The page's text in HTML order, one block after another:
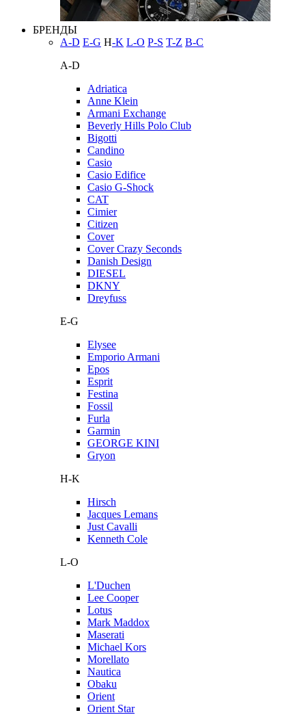
БРЕНДЫ
A-D E-G H-K L-O P-S T-Z В-С
A-D
Adriatica
Anne Klein
Armani Exchange
Beverly Hills Polo Club
Bigotti
Candino
Casio
Casio Edifice
Casio G-Shock
CAT
Cimier
Citizen
Cover
Cover Crazy Seconds
Danish Design
DIESEL
DKNY
Dreyfuss
E-G
Elysee
Emporio Armani
Epos
Esprit
Festina
Fossil
Furla
Garmin
GEORGE KINI
Gryon
H-K
Hirsch
Jacques Lemans
Just Cavalli
Kenneth Cole
L-O
L'Duchen
Lee Cooper
Lotus
Mark Maddox
Maserati
Michael Kors
Morellato
Nautica
Obaku
Orient
Orient Star